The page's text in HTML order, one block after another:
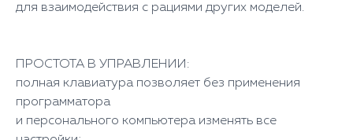
для взаимодействия с рациями других моделей.
ПРОСТОТА В УПРАВЛЕНИИ:
полная клавиатура позволяет без применения
программатора
и персонального компьютера изменять все